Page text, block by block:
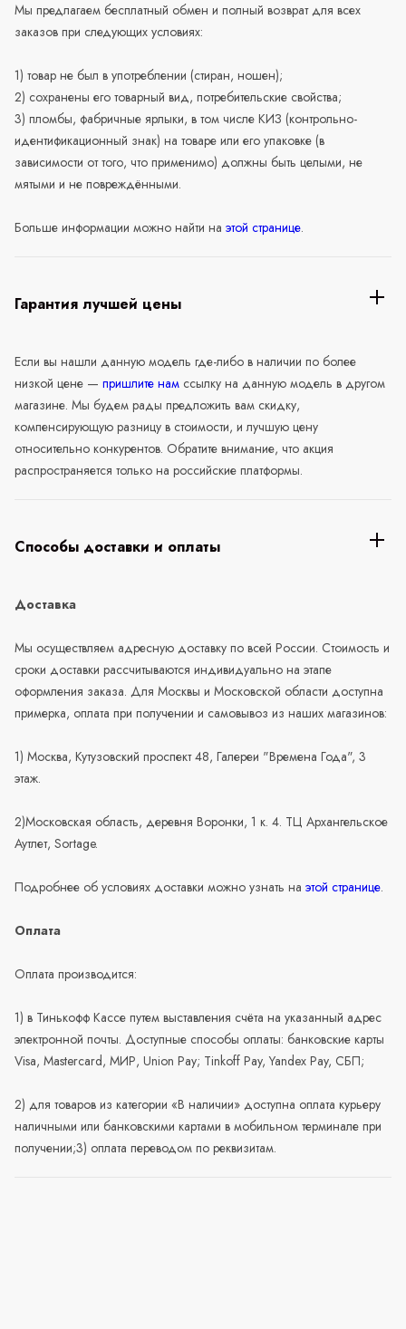
Мы предлагаем бесплатный обмен и полный возврат для всех
заказов при следующих условиях:
1) товар не был в употреблении (стиран, ношен);
2) сохранены его товарный вид, потребительские свойства;
3) пломбы, фабричные ярлыки, в том числе КИЗ (контрольно-
идентификационный знак) на товаре или его упаковке (в
зависимости от того, что применимо) должны быть целыми, не
мятыми и не повреждёнными.
Больше информации можно найти на этой странице.
Гарантия лучшей цены
Если вы нашли данную модель где-либо в наличии по более
низкой цене — пришлите нам ссылку на данную модель в другом
магазине. Мы будем рады предложить вам скидку,
компенсирующую разницу в стоимости, и лучшую цену
относительно конкурентов. Обратите внимание, что акция
распространяется только на российские платформы.
Способы доставки и оплаты
Доставка
Мы осуществляем адресную доставку по всей России. Стоимость и
сроки доставки рассчитываются индивидуально на этапе
оформления заказа. Для Москвы и Московской области доступна
примерка, оплата при получении и самовывоз из наших магазинов:
1) Москва, Кутузовский проспект 48, Галереи "Времена Года", 3
этаж.
2)Московская область, деревня Воронки, 1 к. 4. ТЦ Архангельское
Аутлет, Sortage.
Подробнее об условиях доставки можно узнать на этой странице.
Оплата
Оплата производится:
1) в Тинькофф Кассе путем выставления счёта на указанный адрес
электронной почты. Доступные способы оплаты: банковские карты
Visa, Mastercard, МИР, Union Pay; Tinkoff Pay, Yandex Pay, СБП;
2) для товаров из категории «В наличии» доступна оплата курьеру
наличными или банковскими картами в мобильном терминале при
получении;3) оплата переводом по реквизитам.